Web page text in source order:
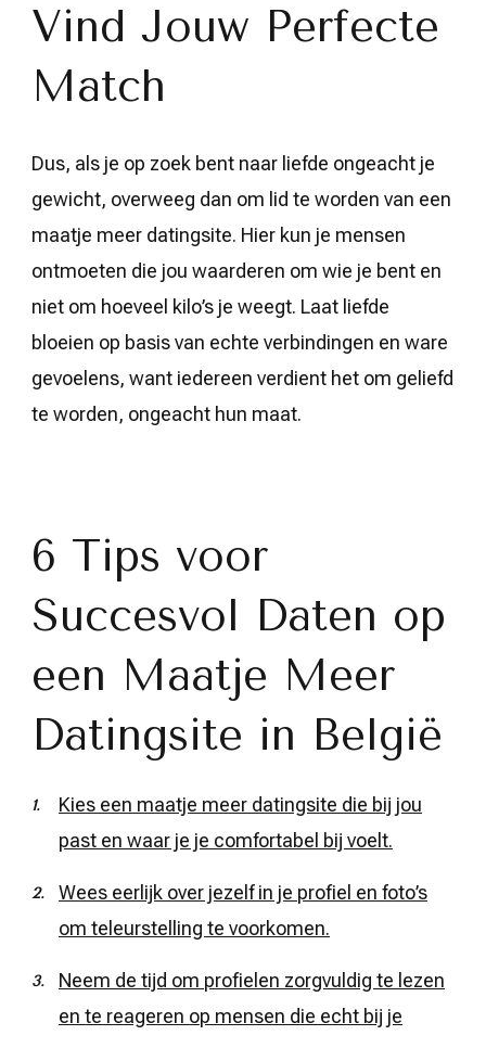
Vind Jouw Perfecte
Match
Dus, als je op zoek bent naar liefde ongeacht je
gewicht, overweeg dan om lid te worden van een
maatje meer datingsite. Hier kun je mensen
ontmoeten die jou waarderen om wie je bent en
niet om hoeveel kilo’s je weegt. Laat liefde
bloeien op basis van echte verbindingen en ware
gevoelens, want iedereen verdient het om geliefd
te worden, ongeacht hun maat.
6 Tips voor
Succesvol Daten op
een Maatje Meer
Datingsite in België
Kies een maatje meer datingsite die bij jou
past en waar je je comfortabel bij voelt.
Wees eerlijk over jezelf in je profiel en foto’s
om teleurstelling te voorkomen.
Neem de tijd om profielen zorgvuldig te lezen
en te reageren op mensen die echt bij je